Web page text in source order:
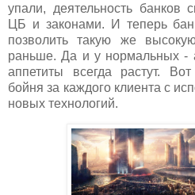
упали, деятельность банков
ЦБ и законами. И теперь
позволить такую же
раньше. Да и у нормальных -
аппетиты всегда растут.
бойня за каждого клиента с
новых технологий.